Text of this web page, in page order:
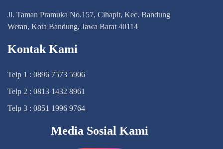
Jl. Taman Pramuka No.157, Cihapit, Kec. Bandung
Wetan, Kota Bandung, Jawa Barat 40114
Kontak Kami
Telp 1 : 0896 7573 5906
Telp 2 : 0813 1432 8961
Telp 3 : 0851 1996 9764
Media Sosial Kami